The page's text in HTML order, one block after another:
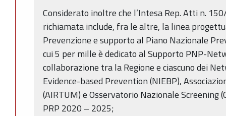
Considerato inoltre che l’Intesa Rep. Atti n.
richiamata include, fra le altre, la linea
Prevenzione e supporto al Piano Nazionale
cui 5 per mille è dedicato al Supporto PNP-
collaborazione tra la Regione e ciascuno dei
Evidence-based Prevention (NIEBP),
(AIRTUM) e Osservatorio Nazionale Screening
PRP 2020 – 2025;